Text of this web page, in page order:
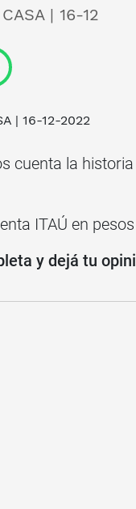
| 16-12
| 16-12-2022
cuenta la
ITAÚ en
y dejá tu